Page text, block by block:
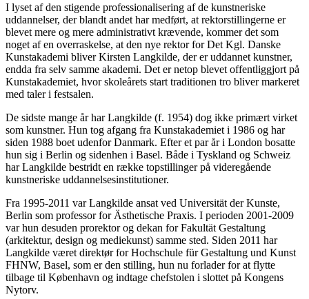
I lyset af den stigende professionalisering af de kunstneriske
uddannelser, der blandt andet har medført, at rektorstillingerne er
blevet mere og mere administrativt krævende, kommer det som
noget af en overraskelse, at den nye rektor for Det Kgl. Danske
Kunstakademi bliver Kirsten Langkilde, der er uddannet kunstner,
endda fra selv samme akademi. Det er netop blevet offentliggjort på
Kunstakademiet, hvor skoleårets start traditionen tro bliver markeret
med taler i festsalen.
De sidste mange år har Langkilde (f. 1954) dog ikke primært virket
som kunstner. Hun tog afgang fra Kunstakademiet i 1986 og har
siden 1988 boet udenfor Danmark. Efter et par år i London bosatte
hun sig i Berlin og sidenhen i Basel. Både i Tyskland og Schweiz
har Langkilde bestridt en række topstillinger på videregående
kunstneriske uddannelsesinstitutioner.
Fra 1995-2011 var Langkilde ansat ved Universität der Kunste,
Berlin som professor for Ästhetische Praxis. I perioden 2001-2009
var hun desuden prorektor og dekan for Fakultät Gestaltung
(arkitektur, design og mediekunst) samme sted. Siden 2011 har
Langkilde været direktør for Hochschule für Gestaltung und Kunst
FHNW, Basel, som er den stilling, hun nu forlader for at flytte
tilbage til København og indtage chefstolen i slottet på Kongens
Nytorv.